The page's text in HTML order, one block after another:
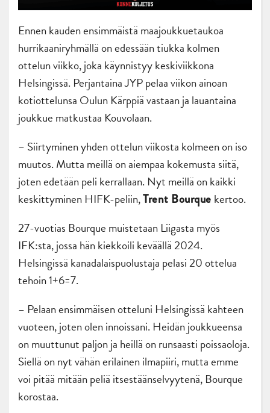
Ennen kauden ensimmäistä maajoukkuetaukoa
hurrikaaniryhmällä on edessään tiukka kolmen
ottelun viikko, joka käynnistyy keskiviikkona
Helsingissä. Perjantaina JYP pelaa viikon ainoan
kotiottelunsa Oulun Kärppiä vastaan ja lauantaina
joukkue matkustaa Kouvolaan.
– Siirtyminen yhden ottelun viikosta kolmeen on iso
muutos. Mutta meillä on aiempaa kokemusta siitä,
joten edetään peli kerrallaan. Nyt meillä on kaikki
keskittyminen HIFK-peliin,Trent Bourque kertoo.
27-vuotias Bourque muistetaan Liigasta myös
IFK:sta, jossa hän kiekkoili keväällä 2024.
Helsingissä kanadalaispuolustaja pelasi 20 ottelua
tehoin 1+6=7.
– Pelaan ensimmäisen otteluni Helsingissä kahteen
vuoteen, joten olen innoissani. Heidän joukkueensa
on muuttunut paljon ja heillä on runsaasti poissaoloja.
Siellä on nyt vähän erilainen ilmapiiri, mutta emme
voi pitää mitään peliä itsestäänselvyytenä, Bourque
korostaa.